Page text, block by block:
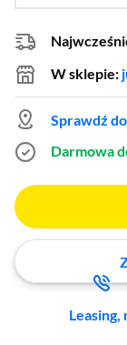
W sklepie:
Sprawdź
Darmowa
Leasing,